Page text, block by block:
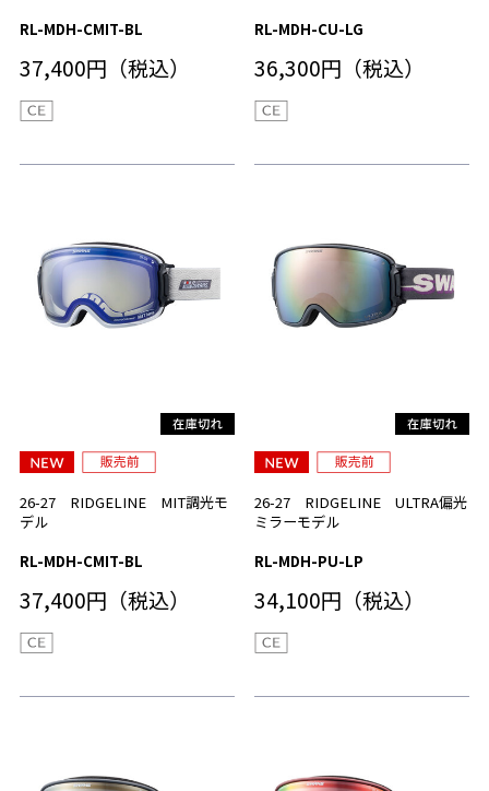
RL-MDH-CMIT-BL
37,400円（税込）
RL-MDH-CU-LG
36,300円（税込）
26-27 RIDGELINE MIT調光モ
デル
RL-MDH-CMIT-BL
37,400円（税込）
26-27 RIDGELINE ULTRA偏光
ミラーモデル
RL-MDH-PU-LP
34,100円（税込）